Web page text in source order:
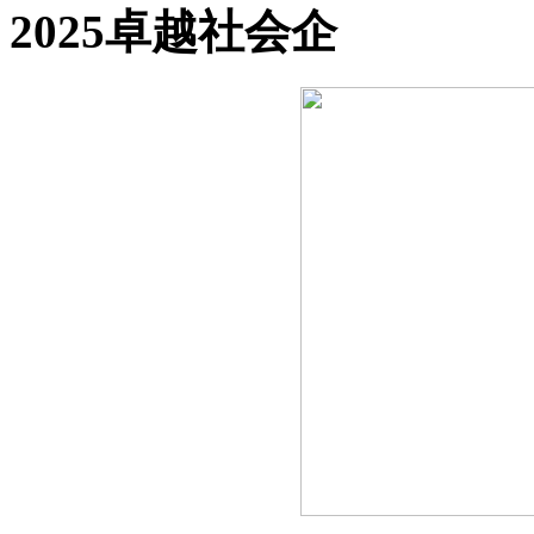
2025卓越社会企